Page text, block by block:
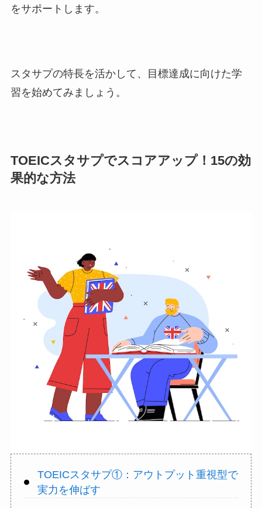
をサポートします。
スタサプの特長を活かして、目標達成に向けた学
習を始めてみましょう。
TOEICスタサプでスコアアップ！15の効
果的な方法
TOEICスタサプ①：アウトプット重視型で
実力を伸ばす